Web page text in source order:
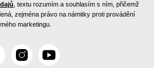
, textu rozumím a souhlasím s ním, přičemž
zejména právo na námitky proti provádění
marketingu.
I
Y